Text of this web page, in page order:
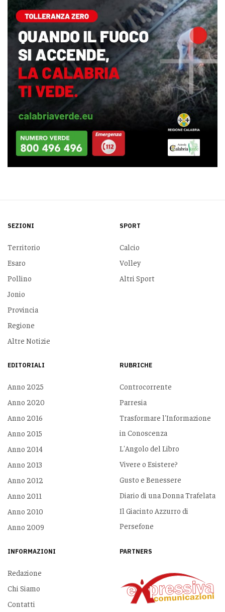
SEZIONI
Territorio
Esaro
Pollino
Jonio
Provincia
Regione
Altre Notizie
SPORT
Calcio
Volley
Altri Sport
EDITORIALI
Anno 2025
Anno 2020
Anno 2016
Anno 2015
Anno 2014
Anno 2013
Anno 2012
Anno 2011
Anno 2010
Anno 2009
RUBRICHE
Controcorrente
Parresia
Trasformare l'Informazione
in Conoscenza
L'Angolo del Libro
Vivere o Esistere?
Gusto e Benessere
Diario di una Donna Trafelata
Il Giacinto Azzurro di
Persefone
INFORMAZIONI
Redazione
Chi Siamo
Contatti
PARTNERS